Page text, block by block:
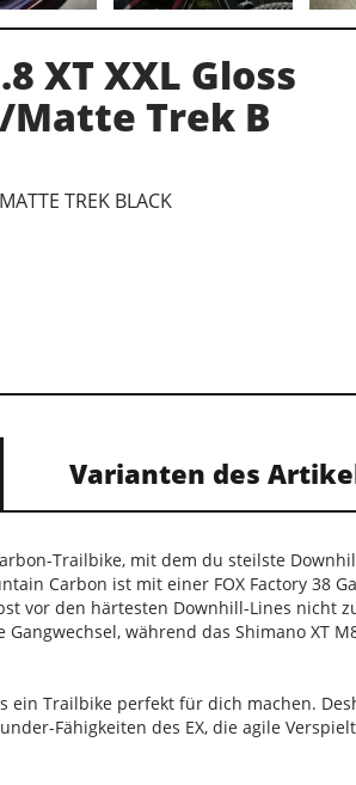
XT XXL Gloss
Matte Trek B
TREK BLACK
Varianten des
Trailbike, mit dem du steilste
Carbon ist mit einer FOX Factory 38
vor den härtesten Downhill-Lines nicht
während das Shimano XT
ein Trailbike perfekt für dich machen.
Fähigkeiten des EX, die agile